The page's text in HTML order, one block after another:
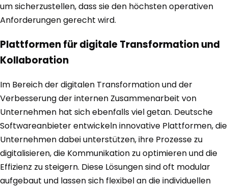
um sicherzustellen, dass sie den höchsten operativen
Anforderungen gerecht wird.
Plattformen für digitale Transformation und
Kollaboration
Im Bereich der digitalen Transformation und der
Verbesserung der internen Zusammenarbeit von
Unternehmen hat sich ebenfalls viel getan. Deutsche
Softwareanbieter entwickeln innovative Plattformen, die
Unternehmen dabei unterstützen, ihre Prozesse zu
digitalisieren, die Kommunikation zu optimieren und die
Effizienz zu steigern. Diese Lösungen sind oft modular
aufgebaut und lassen sich flexibel an die individuellen